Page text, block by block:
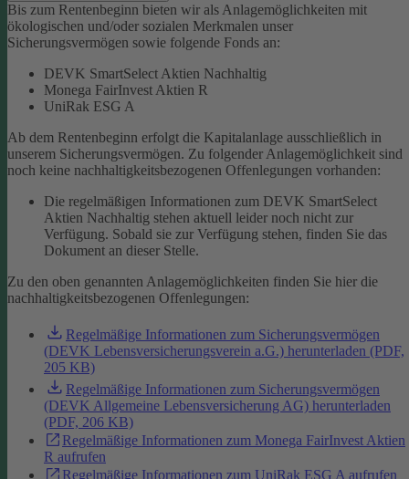
Bis zum Rentenbeginn bieten wir als Anlagemöglichkeiten mit
ökologischen und/oder sozialen Merkmalen unser
Sicherungsvermögen sowie folgende Fonds an:
DEVK SmartSelect Aktien Nachhaltig
Monega FairInvest Aktien R
UniRak ESG A
Ab dem Rentenbeginn erfolgt die Kapitalanlage ausschließlich in
unserem Sicherungsvermögen. Zu folgender Anlagemöglichkeit sind
noch keine nachhaltigkeitsbezogenen Offenlegungen vorhanden:
Die regelmäßigen Informationen zum DEVK SmartSelect
Aktien Nachhaltig stehen aktuell leider noch nicht zur
Verfügung. Sobald sie zur Verfügung stehen, finden Sie das
Dokument an dieser Stelle.
Zu den oben genannten Anlagemöglichkeiten finden Sie hier die
nachhaltigkeitsbezogenen Offenlegungen:
Regelmäßige Informationen zum Sicherungsvermögen
(DEVK Lebensversicherungsverein a.G.) herunterladen (PDF,
205 KB)
Regelmäßige Informationen zum Sicherungsvermögen
(DEVK Allgemeine Lebensversicherung AG) herunterladen
(PDF, 206 KB)
Regelmäßige Informationen zum Monega FairInvest Aktien
R aufrufen
Regelmäßige Informationen zum UniRak ESG A aufrufen